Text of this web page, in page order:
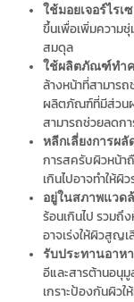
ใช้มอยเจอร์ไรเ
ขึ้นเพื่อเพิ่มความชุ่
สมดุล
ใช้ผลิตภัณฑ์ทำค
ล้างหน้าที่สามารถ
ผลิตภัณฑ์ที่มีส่วนผ
สามารถช่วยลดกา
หลีกเลี่ยงการผลั
การสครับผิวหน้า
เกินไปอาจทำให้ผิ
อยู่ในสภาพแวด
ร้อนเกินไป รวมถึ
อาจเร่งให้ผิวสูญเ
รับประทานอาห
อีและสารต้านอนุมู
เกราะป้องกันผิวใ